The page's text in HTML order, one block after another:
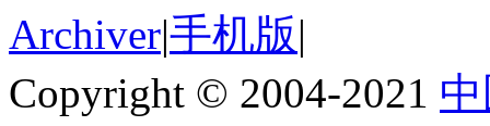
Archiver|手机版|
Copyright © 2004-2021